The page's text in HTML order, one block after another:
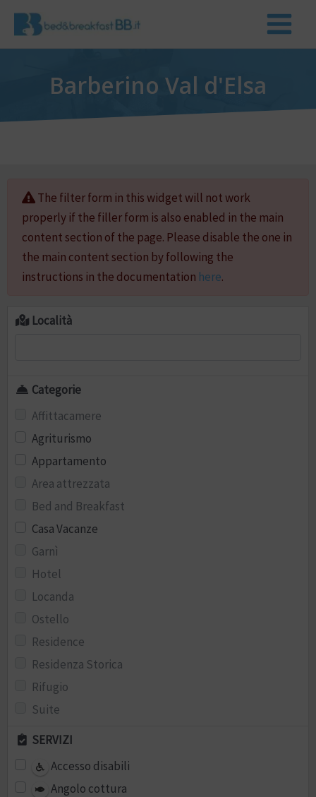
Barberino Val d'Elsa
The filter form in this widget will not work
properly if the filler form is also enabled in the main
content section of the page. Please disable the one in
the main content section by following the
instructions in the documentation here.
Località
Categorie
Affittacamere
Agriturismo
Appartamento
Area attrezzata
Bed and Breakfast
Casa Vacanze
Garnì
Hotel
Locanda
Ostello
Residence
Residenza Storica
Rifugio
Suite
SERVIZI
Accesso disabili
Angolo cottura